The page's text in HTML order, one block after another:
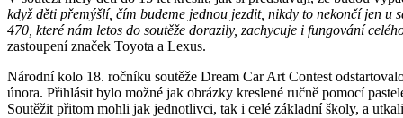
když děti přemýšlí, čím budeme jednou jezdit, nikdy to nekončí jen u
470, které nám letos do soutěže dorazily, zachycuje i fungování
zastoupení značek Toyota a Lexus.
Národní kolo 18. ročníku soutěže Dream Car Art Contest
února. Přihlásit bylo možné jak obrázky kreslené ručně pomocí
Soutěžit přitom mohli jak jednotlivci, tak i celé základní školy, a